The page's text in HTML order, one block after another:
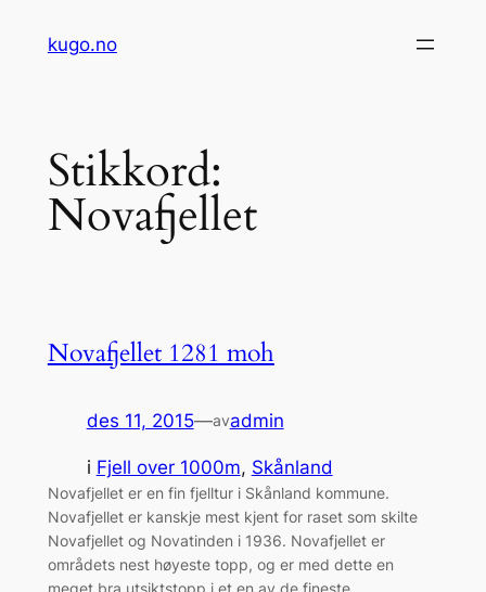
kugo.no
Stikkord:
Novafjellet
Novafjellet 1281 moh
des 11, 2015—avadmin
i Fjell over 1000m, Skånland
Novafjellet er en fin fjelltur i Skånland kommune.
Novafjellet er kanskje mest kjent for raset som skilte
Novafjellet og Novatinden i 1936. Novafjellet er
områdets nest høyeste topp, og er med dette en
meget bra utsiktstopp i et en av de fineste